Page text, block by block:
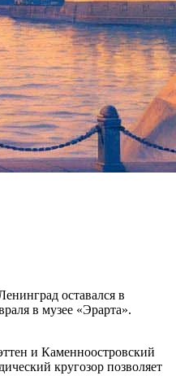
оставался в
в музее «Эрарта».
и Каменноостровский
кругозор позволяет